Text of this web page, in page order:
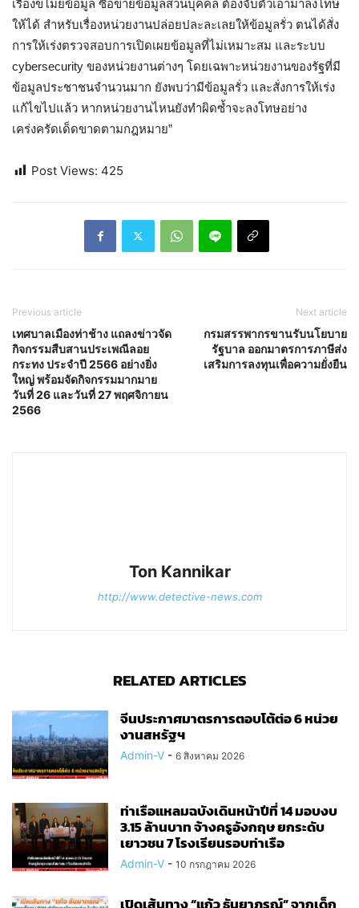
เรื่องขโมยข้อมูล ซื้อขายข้อมูลส่วนบุคคล ต้องจับตัวเอามาลงโทษ
ให้ได้ สำหรับเรื่องหน่วยงานปล่อยปละละเลยให้ข้อมูลรั่ว ตนได้สั่ง
การให้เร่งตรวจสอบการเปิดเผยข้อมูลที่ไม่เหมาะสม และระบบ
cybersecurity ของหน่วยงานต่างๆ โดยเฉพาะหน่วยงานของรัฐที่มี
ข้อมูลประชาชนจำนวนมาก ยังพบว่ามีข้อมูลรั่ว และสั่งการให้เร่ง
แก้ไขไปแล้ว หากหน่วยงานไหนยังทำผิดซ้ำจะลงโทษอย่าง
เคร่งครัดเด็ดขาดตามกฎหมาย”
Post Views: 425
Previous article
เทศบาลเมืองท่าช้าง แถลงข่าวจัด
กิจกรรมสืบสานประเพณีลอย
กระทง ประจำปี 2566 อย่างยิ่ง
ใหญ่ พร้อมจัดกิจกรรมมากมาย
วันที่ 26 และวันที่ 27 พฤศจิกายน
2566
Next article
กรมสรรพากรขานรับนโยบาย
รัฐบาล ออกมาตรการภาษีส่ง
เสริมการลงทุนเพื่อความยั่งยืน
Ton Kannikar
http://www.detective-news.com
RELATED ARTICLES
จีนประกาศมาตรการตอบโต้ต่อ 6 หน่วย
งานสหรัฐฯ
Admin-V - 6 สิงหาคม 2026
ท่าเรือแหลมฉบังเดินหน้าปีที่ 14 มอบงบ
3.15 ล้านบาท จ้างครูอังกฤษ ยกระดับ
เยาวชน 7 โรงเรียนรอบท่าเรือ
Admin-V - 10 กรกฎาคม 2026